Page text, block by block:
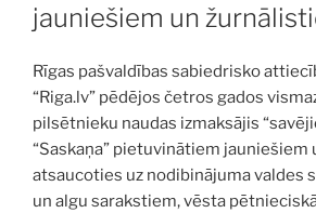
jauniešiem un
Rīgas pašvaldības sabiedrisko
“Riga.lv” pēdējos četros gados
pilsētnieku naudas izmaksājis
“Saskaņa” pietuvinātiem jauniešiem
atsaucoties uz nodibinājuma valdes
un algu sarakstiem, vēsta